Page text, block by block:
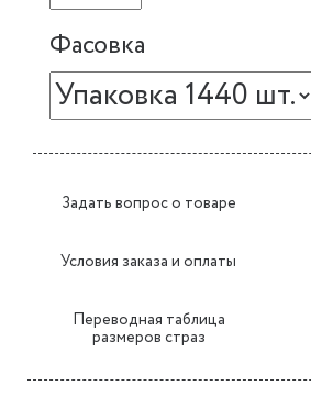
Фасовка
Задать вопрос о товаре
Условия заказа и оплаты
Переводная таблица
размеров страз